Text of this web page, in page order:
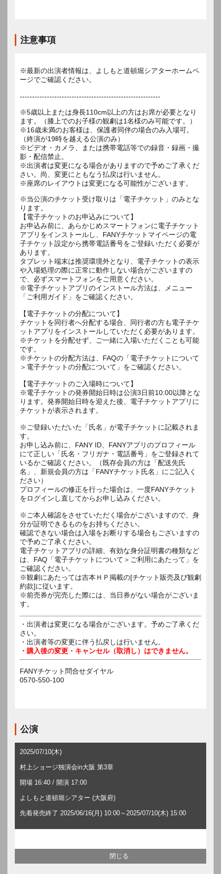
注意事項
※最新の出演者情報は、よしもと道頓堀シアターホームペ
ージでご確認ください。
---------------------------------------------------------
※5歳以上または身長110cm以上の方はお席が必要となり
ます。（膝上でのお子様の観劇は1名様のみ可能です。）
※16歳未満のお客様は、保護者同伴の場合のみ入場可。
（終演が19時を越える公演のみ）
※ビデオ・カメラ、または携帯電話等での録音・録画・撮
影・配信禁止。
※出演者は変更になる場合がありますので予めご了承くだ
さい。尚、変更にともなう払戻は行いません。
※座席のレイアウトは変更になる可能性がございます。
※当公演のチケット受け取りは「電子チケット」のみとな
ります。
【電子チケットのお申込みについて】
お申込み前に、あらかじめスマートフォンに電子チケット
アプリをインストールし、FANYチケットマイページの電
子チケット設定から携帯電話番号をご登録いただく必要が
あります。
タブレット端末は推奨環境外となり、電子チケットの表示
や入場処理の際に正常に動作しない場合がございますの
で、必ずスマートフォンをご用意ください。
※電子チケットアプリのインストール方法は、メニュー
「ご利用ガイド」をご確認ください。
【電子チケットの分配について】
チケットを同行者へ分配する場合、同行者の方も電子チケ
ットアプリをインストールしていただく必要があります。
※チケットを分配せず、ご一緒に入場いただくことも可能
です。
※チケットの分配方法は、FAQの「電子チケットについて
＞電子チケットの分配について」をご確認ください。
【電子チケットのご入場時について】
※電子チケットの発券開始日時は公演3日前10:00以降とな
ります。発券開始日時を迎えた後、電子チケットアプリに
チケットが表示されます。
※ご登録いただいた「氏名」が電子チケットに記載されま
す。
お申し込み前に、FANY ID、FANYアプリのプロフィール
にて正しい「氏名・フリガナ・電話番号」をご登録されて
いるかご確認ください。（既存会員の方は「配送先氏
名」、新規会員の方は「FANYチケット氏名」にご記入く
ださい）
プロフィールの修正を行った場合は、一度FANYチケット
をログインし直してからお申し込みください。
※ご本人確認をさせていただく場合がございますので、身
分が証明できるものをお持ちください。
確認できない場合は入場をお断りする場合もございますの
で予めご了承ください。
電子チケットアプリの詳細、有効な身分証明書の種類など
は、FAQ「電子チケットについて＞ご利用にあたって」を
ご確認ください。
※観劇にあたっては吉本ＨＰ掲載の[チケット販売及び観劇
約款]に従います。
※前売券が完売した際には、当日券がない場合がございま
す。
・出演者は変更になる場合がございます。予めご了承くだ
さい。
・出演者等の変更に伴う払戻しは行いません。
・購入後の変更・キャンセル（取消し）はできません。
FANYチケット問合せダイヤル
0570-550-100
公演
2025/07/10(木)
村上ショージ独演会in大阪 第3章
開場 16:40 / 開演 17:00
よしもと道頓堀シアター (大阪府)
先着発売終了 2025/06/16(月) 10:00～2025/07/10(木) 15:00